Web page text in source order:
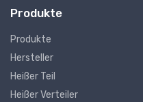
Produkte
Produkte
Hersteller
Heißer Teil
Heißer Verteiler